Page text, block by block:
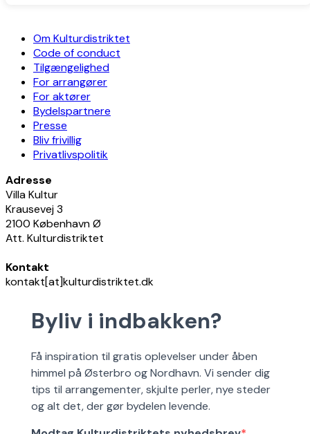
Om Kulturdistriktet
Code of conduct
Tilgængelighed
For arrangører
For aktører
Bydelspartnere
Presse
Bliv frivillig
Privatlivspolitik
Adresse
Villa Kultur
Krausevej 3
2100 København Ø
Att. Kulturdistriktet
Kontakt
kontakt[at]kulturdistriktet.dk
Byliv i indbakken?
Få inspiration til gratis oplevelser under åben
himmel på Østerbro og Nordhavn. Vi sender dig
tips til arrangementer, skjulte perler, nye steder
og alt det, der gør bydelen levende.